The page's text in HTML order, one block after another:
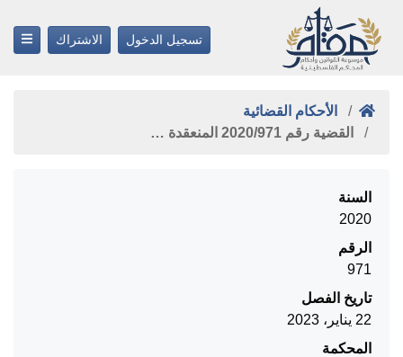
تسجيل الدخول الاشتراك
الأحكام القضائية
القضية رقم ‎971‏/‎2020‏ المنعقدة …
السنة
2020
الرقم
971
تاريخ الفصل
22 يناير، 2023
المحكمة